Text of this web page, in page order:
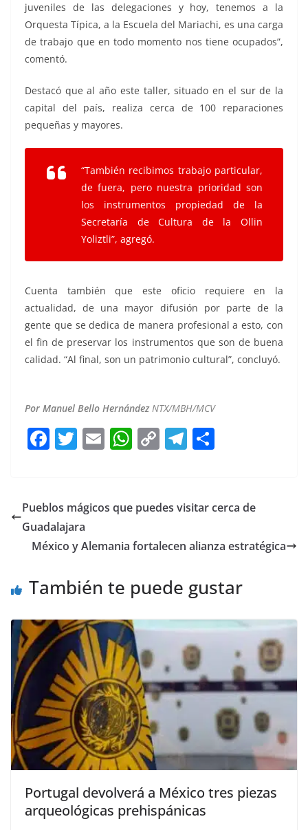
juveniles de las delegaciones y hoy, tenemos a la
Orquesta Típica, a la Escuela del Mariachi, es una carga
de trabajo que en todo momento nos tiene ocupados”,
comentó.
Destacó que al año este taller, situado en el sur de la
capital del país, realiza cerca de 100 reparaciones
pequeñas y mayores.
“También recibimos trabajo particular,
de fuera, pero nuestra prioridad son
los instrumentos propiedad de la
Secretaría de Cultura de la Ollin
Yoliztli”, agregó.
Cuenta también que este oficio requiere en la
actualidad, de una mayor difusión por parte de la
gente que se dedica de manera profesional a esto, con
el fin de preservar los instrumentos que son de buena
calidad. “Al final, son un patrimonio cultural”, concluyó.
Por Manuel Bello HernándezNTX/MBH/MCV
F
e
b
o
k
T
er
E
l
W
s
p
C
y
n
T
gr
m
e
Pueblos mágicos que puedes visitar cerca de
Guadalajara
México y Alemania fortalecen alianza estratégica
También te puede gustar
Portugal devolverá a México tres piezas
arqueológicas prehispánicas